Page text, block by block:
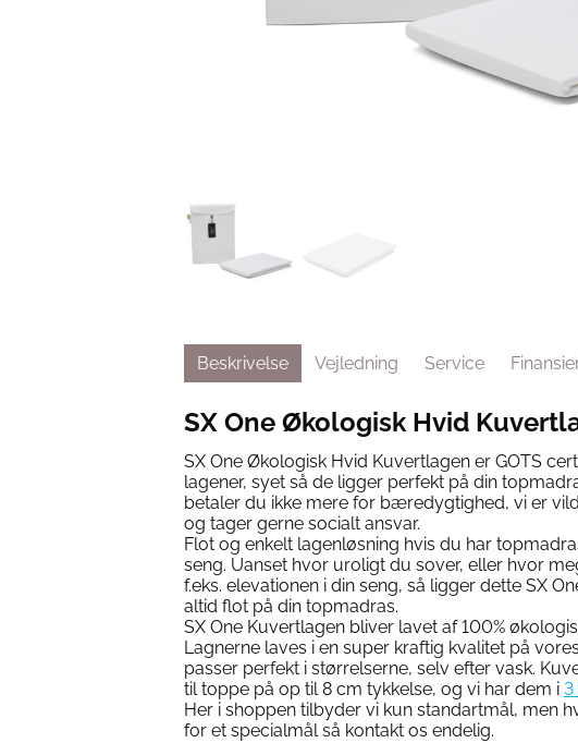
Beskrivelse
Vejledning Service
SX One Økologisk Hvid
SX One Økologisk Hvid Kuvertlagen er GOTS
lagener, syet så de ligger perfekt på din
betaler du ikke mere for bæredygtighed, vi er
og tager gerne socialt ansvar.
Flot og enkelt lagenløsning hvis du har
seng. Uanset hvor uroligt du sover, eller hvor
f.eks. elevationen i din seng, så ligger dette SX
altid flot på din topmadras.
SX One Kuvertlagen bliver lavet af 100%
Lagnerne laves i en super kraftig kvalitet på
passer perfekt i størrelserne, selv efter vask.
til toppe på op til 8 cm tykkelse, og vi har dem i 3
Her i shoppen tilbyder vi kun standartmål, men
for et specialmål så kontakt os endelig.